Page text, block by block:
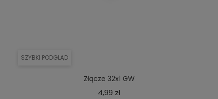
SZYBKI PODGLĄD
Złącze 32x1 GW
4,99 złCena